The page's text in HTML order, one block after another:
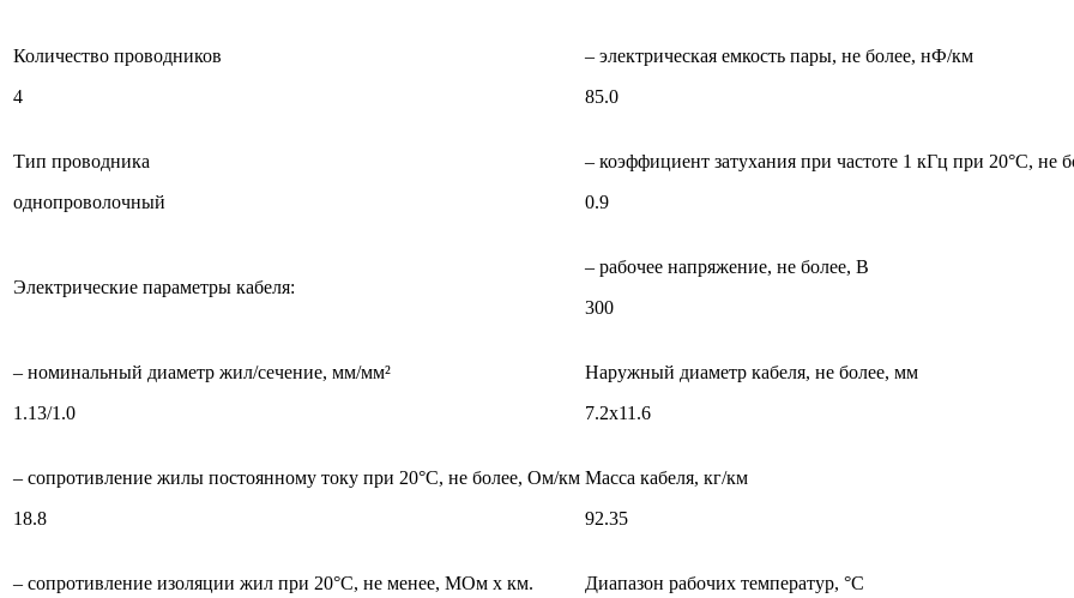
Количество проводников
4
– электрическая емкость пары, не более, нФ/км
85.0
Тип проводника
однопроволочный
– коэффициент затухания при частоте 1 кГц при 20°С, не
0.9
Электрические параметры кабеля:
– рабочее напряжение, не более, В
300
– номинальный диаметр жил/сечение, мм/мм²
1.13/1.0
Наружный диаметр кабеля, не более, мм
7.2х11.6
– сопротивление жилы постоянному току при 20°С, не более, Ом/км
18.8
Масса кабеля, кг/км
92.35
– сопротивление изоляции жил при 20°C, не менее, МОм х км.
Диапазон рабочих температур, °С